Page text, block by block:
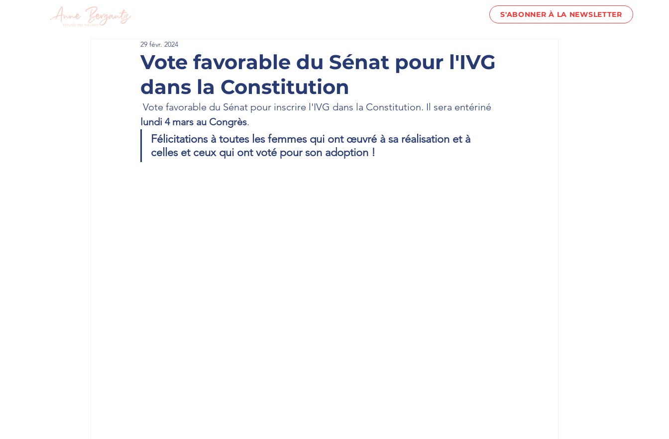
S'ABONNER À LA NEWSLETTER
Vote favorable du Sénat pour l'IVG
dans la Constitution
29 févr. 2024
Vote favorable du Sénat pour inscrire l'IVG dans la Constitution. Il sera entériné
lundi 4 mars au Congrès.
Félicitations à toutes les femmes qui ont œuvré à sa réalisation et à
celles et ceux qui ont voté pour son adoption !